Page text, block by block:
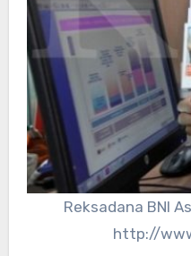
Reksadana BNI
http://